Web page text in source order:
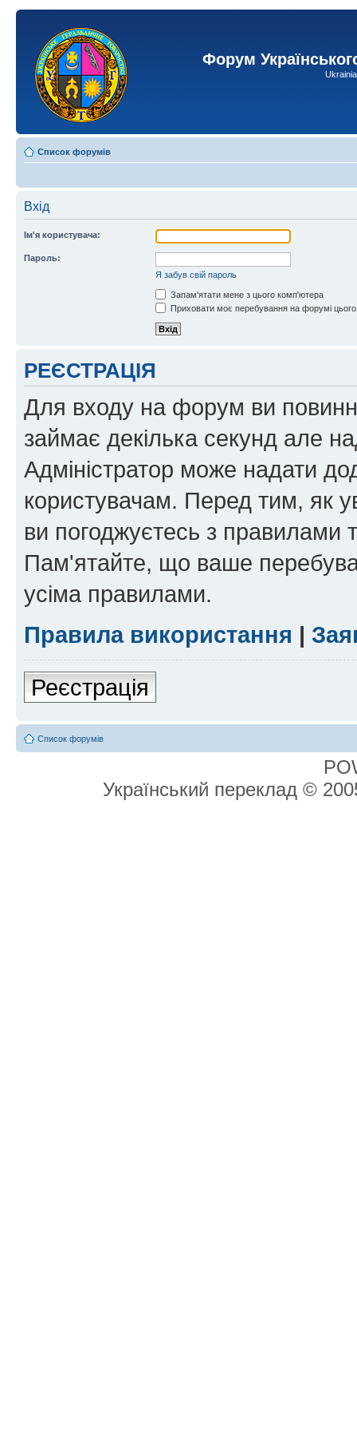
Форум
Список форумів
Вхід
Ім'я користувача:
Пароль:
Я забув свій пароль
Запам'ятати мене з цього комп'ютера
Приховати моє перебування на форумі
РЕЄСТРАЦІЯ
Для входу на форум ви
займає декілька секунд але
Адміністратор може надати
користувачам. Перед тим, як
ви погоджуєтесь з правилами
Пам'ятайте, що ваше
усіма правилами.
Правила використання |
Реєстрація
Список форумів
Український переклад ©